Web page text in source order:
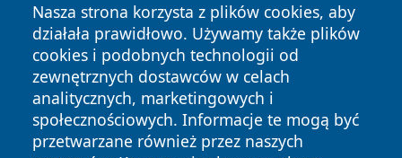
Nasza strona korzysta z plików cookies, aby
działała prawidłowo. Używamy także plików
cookies i podobnych technologii od
zewnętrznych dostawców w celach
analitycznych, marketingowych i
społecznościowych. Informacje te mogą być
przetwarzane również przez naszych
Copyright © 2026 otososnowiec.pl Wszystkie prawa
zastrzeżone.